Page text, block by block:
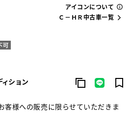
アイコンについて
Ｃ－ＨＲ中古車一覧
ィション
客様への販売に限らせていただきま